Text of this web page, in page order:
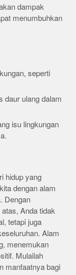
dampak
menumbuhkan
seperti
daur ulang dalam
isu lingkungan
hidup yang
dengan alam
Dengan
Anda tidak
tetapi juga
Alam
menemukan
Mulailah
manfaatnya bagi